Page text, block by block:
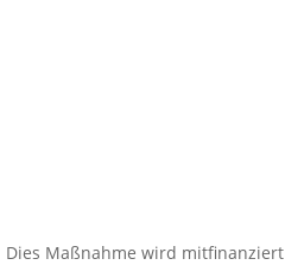
Dies Maßnahme wird mitfinanziert